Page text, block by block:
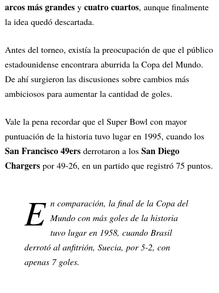
arcos más grandes y cuatro cuartos, aunque finalmente
la idea quedó descartada.
Antes del torneo, existía la preocupación de que el público
estadounidense encontrara aburrida la Copa del Mundo.
De ahí surgieron las discusiones sobre cambios más
ambiciosos para aumentar la cantidad de goles.
Vale la pena recordar que el Super Bowl con mayor
puntuación de la historia tuvo lugar en 1995, cuando los
San Francisco 49ers derrotaron a los San Diego
Chargers por 49-26, en un partido que registró 75 puntos.
E n comparación, la final de la Copa del
Mundo con más goles de la historia
tuvo lugar en 1958, cuando Brasil
derrotó al anfitrión, Suecia, por 5-2, con
apenas 7 goles.